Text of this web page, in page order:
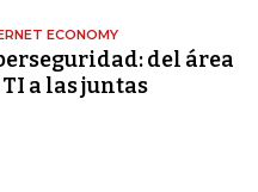
ECONOMY
del área
TI a las juntas